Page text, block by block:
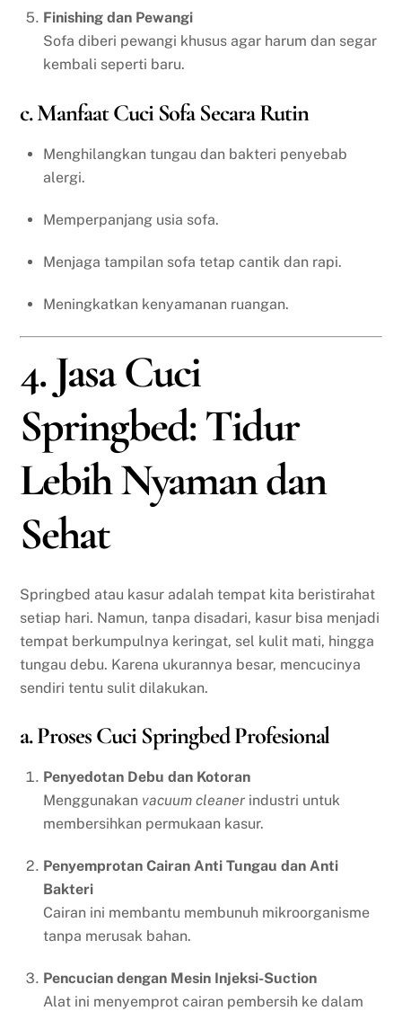
Finishing dan Pewangi
Sofa diberi pewangi khusus agar harum dan segar
kembali seperti baru.
c. Manfaat Cuci Sofa Secara Rutin
Menghilangkan tungau dan bakteri penyebab
alergi.
Memperpanjang usia sofa.
Menjaga tampilan sofa tetap cantik dan rapi.
Meningkatkan kenyamanan ruangan.
4. Jasa Cuci
Springbed: Tidur
Lebih Nyaman dan
Sehat
Springbed atau kasur adalah tempat kita beristirahat
setiap hari. Namun, tanpa disadari, kasur bisa menjadi
tempat berkumpulnya keringat, sel kulit mati, hingga
tungau debu. Karena ukurannya besar, mencucinya
sendiri tentu sulit dilakukan.
a. Proses Cuci Springbed Profesional
Penyedotan Debu dan Kotoran
Menggunakan vacuum cleaner industri untuk
membersihkan permukaan kasur.
Penyemprotan Cairan Anti Tungau dan Anti
Bakteri
Cairan ini membantu membunuh mikroorganisme
tanpa merusak bahan.
Pencucian dengan Mesin Injeksi-Suction
Alat ini menyemprot cairan pembersih ke dalam